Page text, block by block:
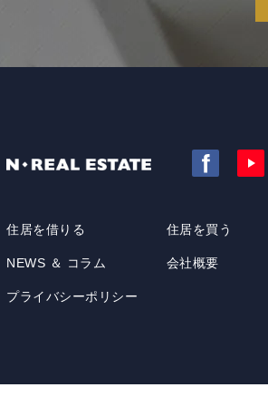
住居を借りる 住居を買う
NEWS ＆ コラム 会社概要
プライバシーポリシー